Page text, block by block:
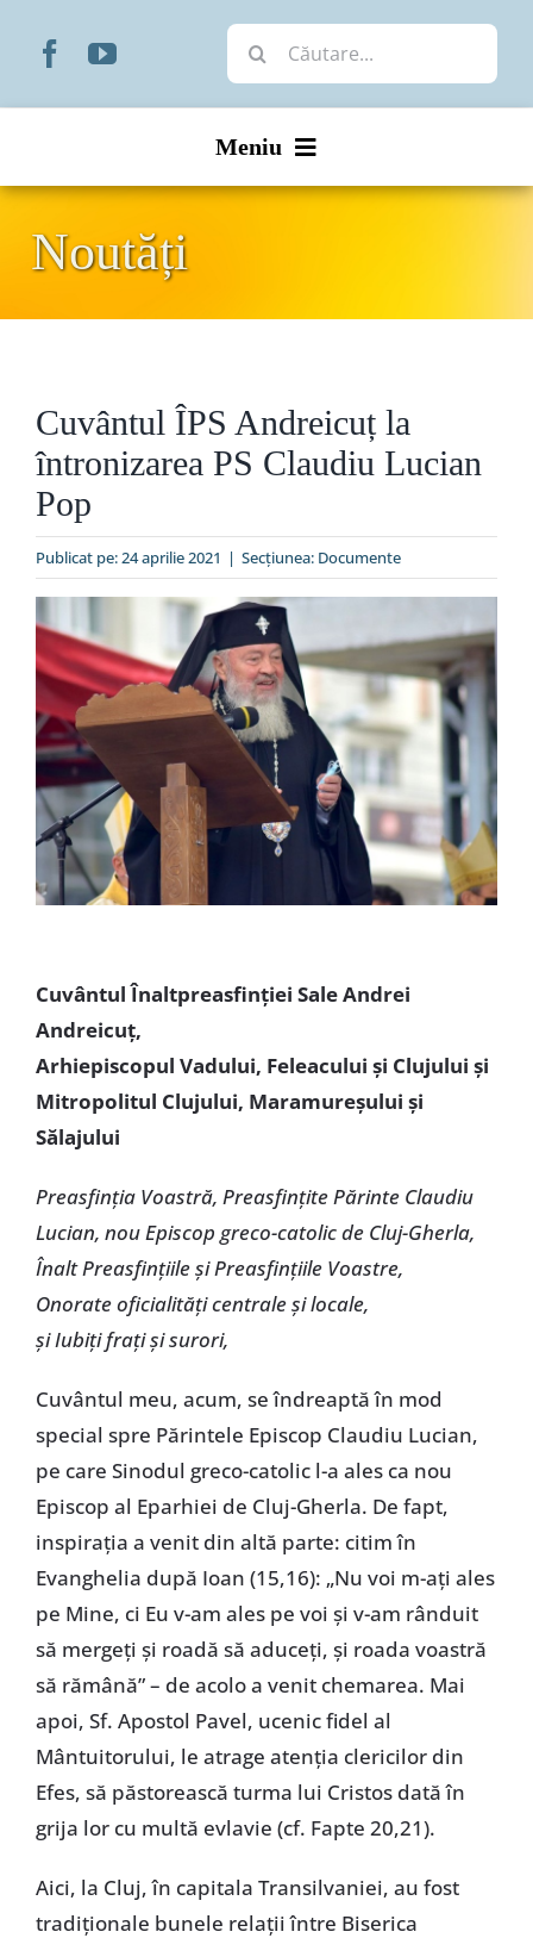
Cautare...
Meniu
Organizare
Liturgic
Special
Noutăți
Cuvântul ÎPS Andreicuț la
întronizarea PS Claudiu Lucian
Pop
Publicat pe: 24 aprilie 2021 | Secțiunea: Documente
CuvântulÎnaltpreasfinției Sale Andrei
Andreicuț,
Arhiepiscopul Vadului, Feleacului și Clujului și
Mitropolitul Clujului, Maramureșului și
Sălajului
Preasfinția Voastră, Preasfințite Părinte Claudiu
Lucian, nou Episcop greco-catolic de Cluj-Gherla,
Înalt Preasfințiile și Preasfințiile Voastre,
Onorate oficialități centrale și locale,
și Iubiți frați și surori,
Cuvântul meu, acum, se îndreaptă în mod
special spre Părintele Episcop Claudiu Lucian,
pe care Sinodul greco-catolic l-a ales ca nou
Episcop al Eparhiei de Cluj-Gherla. De fapt,
inspirația a venit din altă parte: citim în
Evanghelia după Ioan (15,16): „Nu voi m-ați ales
pe Mine, ci Eu v-am ales pe voi și v-am rânduit
să mergeți și roadă să aduceți, și roada voastră
să rămână” – de acolo a venit chemarea. Mai
apoi, Sf. Apostol Pavel, ucenic fidel al
Mântuitorului, le atrage atenția clericilor din
Efes, să păstorească turma lui Cristos dată în
grija lor cu multă evlavie (cf. Fapte 20,21).
Aici, la Cluj, în capitala Transilvaniei, au fost
tradiționale bunele relații între Biserica